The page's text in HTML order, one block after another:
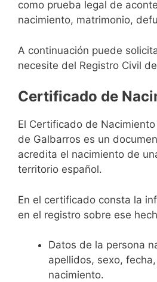
como prueba legal de
nacimiento, matrimonio,
A continuación puede
necesite del Registro Civil
Certificado de
El Certificado de
de Galbarros es un
acredita el nacimiento de
territorio español.
En el certificado consta la
en el registro sobre ese
Datos de la persona
apellidos, sexo,
nacimiento.